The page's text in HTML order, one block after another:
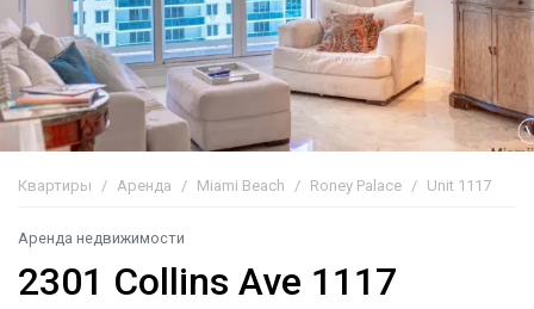
Квартиры Аренда Miami Beach Roney Palace Unit 1117
Аренда недвижимости
2301 Collins Ave 1117